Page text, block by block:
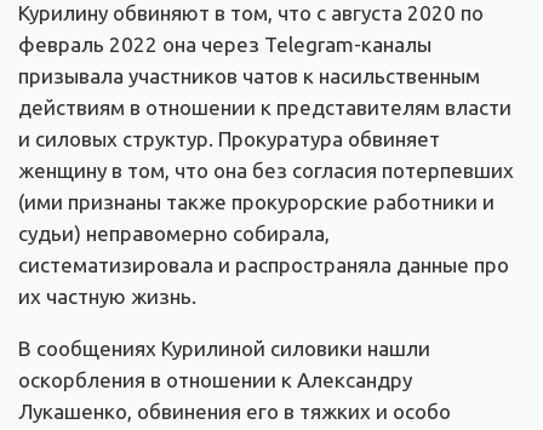
Курилину обвиняют в том, что с августа 2020 по
февраль 2022 она через Telegram-каналы
призывала участников чатов к насильственным
действиям в отношении к представителям власти
и силовых структур. Прокуратура обвиняет
женщину в том, что она без согласия потерпевших
(ими признаны также прокурорские работники и
судьи) неправомерно собирала,
систематизировала и распространяла данные про
их частную жизнь.
В сообщениях Курилиной силовики нашли
оскорбления в отношении к Александру
Лукашенко, обвинения его в тяжких и особо